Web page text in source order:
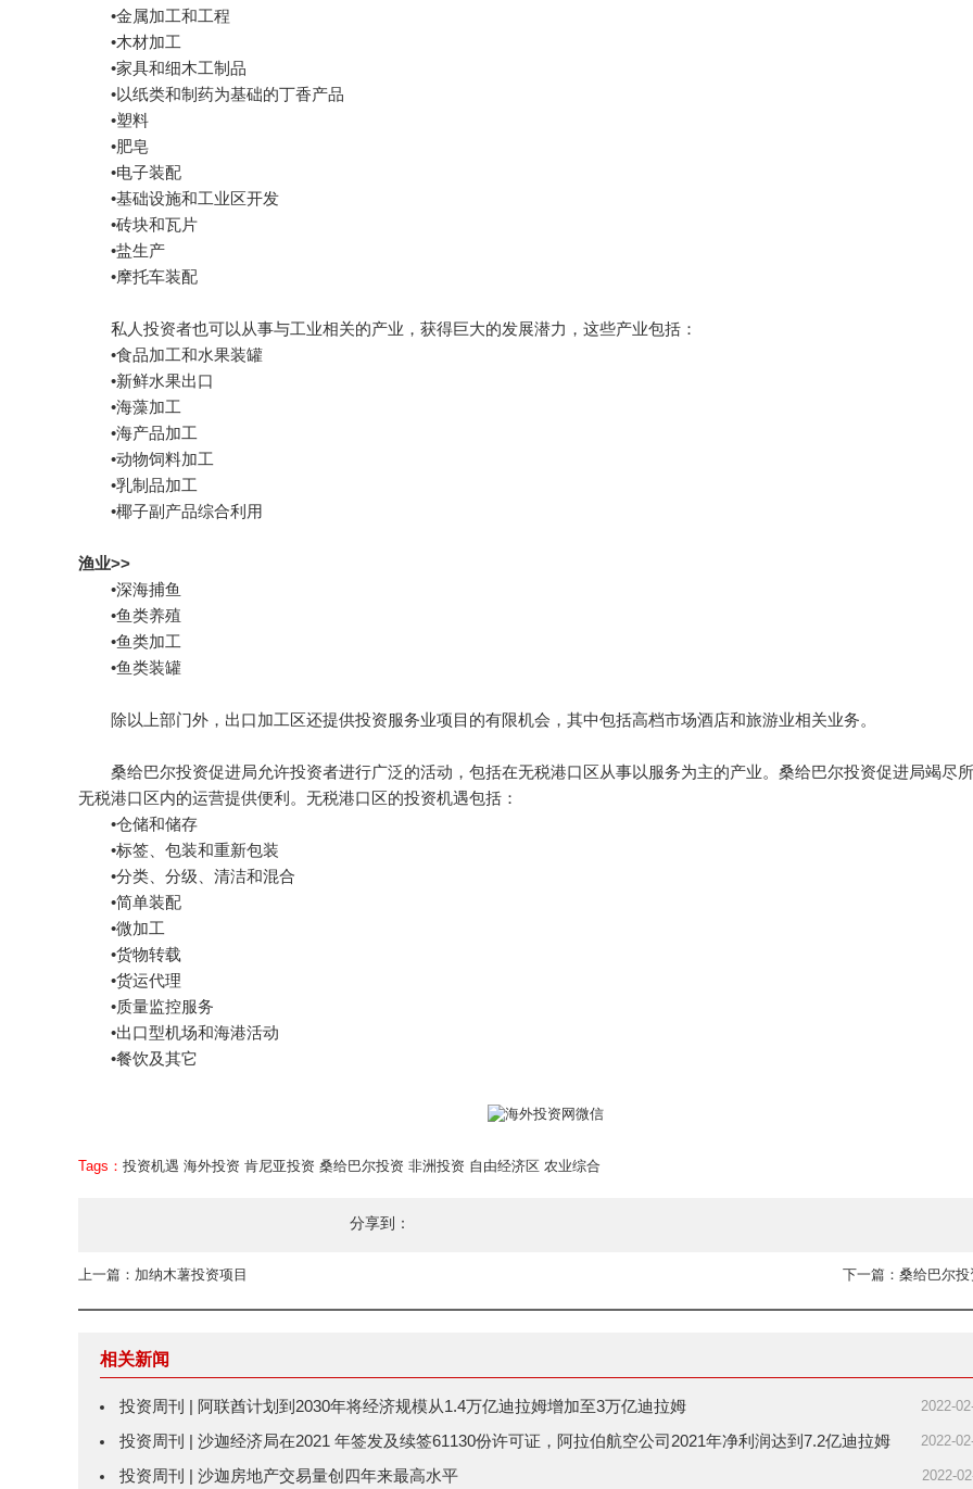
•金属加工和工程
•木材加工
•家具和细木工制品
•以纸类和制药为基础的丁香产品
•塑料
•肥皂
•电子装配
•基础设施和工业区开发
•砖块和瓦片
•盐生产
•摩托车装配
私人投资者也可以从事与工业相关的产业，获得巨大的发展潜力，这些产业包括：
•食品加工和水果装罐
•新鲜水果出口
•海藻加工
•海产品加工
•动物饲料加工
•乳制品加工
•椰子副产品综合利用
渔业>>
•深海捕鱼
•鱼类养殖
•鱼类加工
•鱼类装罐
除以上部门外，出口加工区还提供投资服务业项目的有限机会，其中包括高档市场酒店和旅游业相关业务。
桑给巴尔投资促进局允许投资者进行广泛的活动，包括在无税港口区从事以服务为主的产业。桑给巴尔投资促进局竭尽
无税港口区内的运营提供便利。无税港口区的投资机遇包括：
•仓储和储存
•标签、包装和重新包装
•分类、分级、清洁和混合
•简单装配
•微加工
•货物转载
•货运代理
•质量监控服务
•出口型机场和海港活动
•餐饮及其它
Tags： 投资机遇 海外投资 肯尼亚投资 桑给巴尔投资 非洲投资 自由经济区 农业综合
分享到：
上一篇：加纳木薯投资项目 下一篇：桑给巴尔投
相关新闻
投资周刊 | 阿联酋计划到2030年将经济规模从1.4万亿迪拉姆增加至3万亿迪拉姆 2022-
投资周刊 | 沙迦经济局在2021 年签发及续签61130份许可证，阿拉伯航空公司2021年净利润达到7.2亿迪拉姆 2022-
投资周刊 | 沙迦房地产交易量创四年来最高水平 2022-